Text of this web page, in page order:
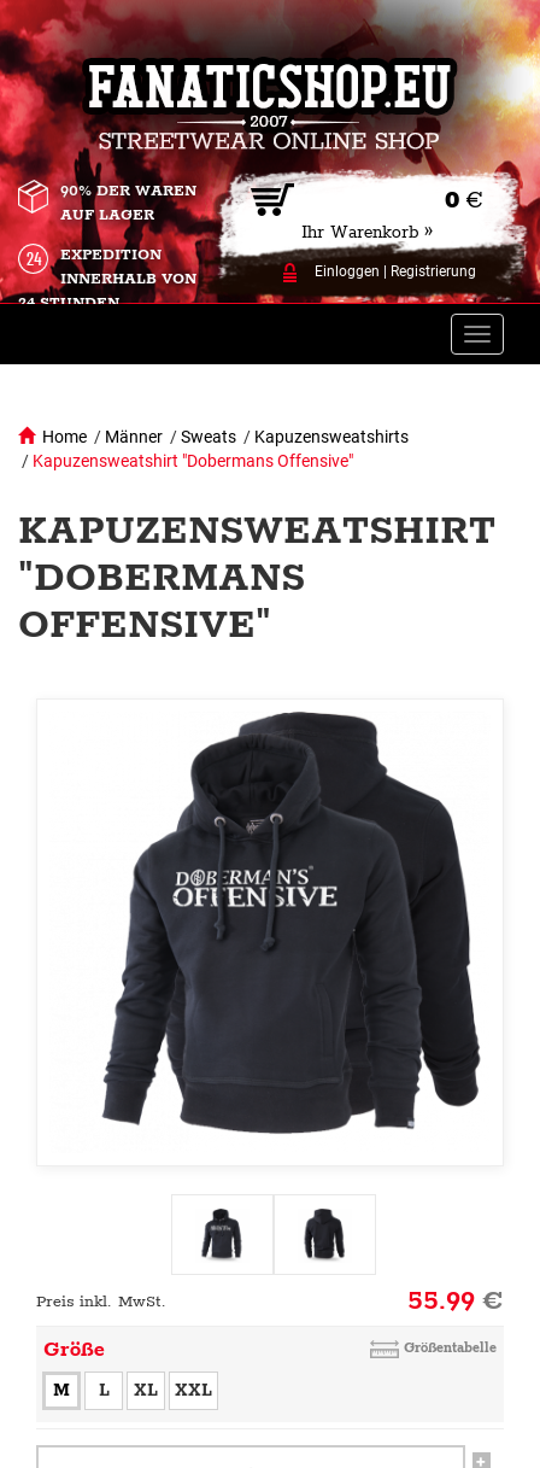
0 €
Ihr Warenkorb »
Einloggen Registrierung
90% DER WAREN
AUF LAGER
EXPEDITION
INNERHALB VON
24 STUNDEN.
Toggle
Home / Männer /Sweats / Kapuzensweatshirts
/ Kapuzensweatshirt "Dobermans Offensive"
KAPUZENSWEATSHIRT
"DOBERMANS
OFFENSIVE"
Preis inkl. MwSt. 55.99€
Größe Größentabelle
M L XL XXL
+